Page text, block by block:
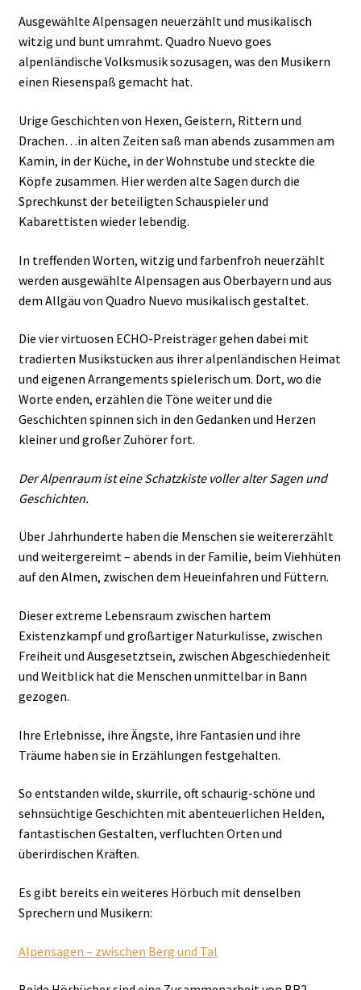
Ausgewählte Alpensagen neuerzählt und musikalisch
witzig und bunt umrahmt. Quadro Nuevo goes
alpenländische Volksmusik sozusagen, was den Musikern
einen Riesenspaß gemacht hat.
Urige Geschichten von Hexen, Geistern, Rittern und
Drachen…in alten Zeiten saß man abends zusammen am
Kamin, in der Küche, in der Wohnstube und steckte die
Köpfe zusammen. Hier werden alte Sagen durch die
Sprechkunst der beteiligten Schauspieler und
Kabarettisten wieder lebendig.
In treffenden Worten, witzig und farbenfroh neuerzählt
werden ausgewählte Alpensagen aus Oberbayern und aus
dem Allgäu von Quadro Nuevo musikalisch gestaltet.
Die vier virtuosen ECHO-Preisträger gehen dabei mit
tradierten Musikstücken aus ihrer alpenländischen Heimat
und eigenen Arrangements spielerisch um. Dort, wo die
Worte enden, erzählen die Töne weiter und die
Geschichten spinnen sich in den Gedanken und Herzen
kleiner und großer Zuhörer fort.
Der Alpenraum ist eine Schatzkiste voller alter Sagen und
Geschichten.
Über Jahrhunderte haben die Menschen sie weitererzählt
und weitergereimt – abends in der Familie, beim Viehhüten
auf den Almen, zwischen dem Heueinfahren und Füttern.
Dieser extreme Lebensraum zwischen hartem
Existenzkampf und großartiger Naturkulisse, zwischen
Freiheit und Ausgesetztsein, zwischen Abgeschiedenheit
und Weitblick hat die Menschen unmittelbar in Bann
gezogen.
Ihre Erlebnisse, ihre Ängste, ihre Fantasien und ihre
Träume haben sie in Erzählungen festgehalten.
So entstanden wilde, skurrile, oft schaurig-schöne und
sehnsüchtige Geschichten mit abenteuerlichen Helden,
fantastischen Gestalten, verfluchten Orten und
überirdischen Kräften.
Es gibt bereits ein weiteres Hörbuch mit denselben
Sprechern und Musikern:
Alpensagen – zwischen Berg und Tal